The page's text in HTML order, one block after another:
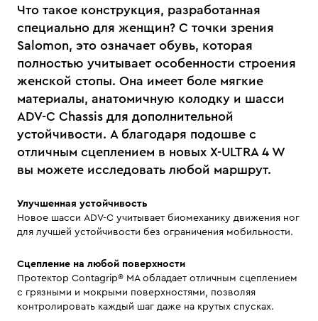
Что такое конструкция, разработанная
специально для женщин? С точки зрения
Salomon, это означает обувь, которая
полностью учитывает особенности строения
женской стопы. Она имеет боле мягкие
материалы, анатомичную колодку и шасси
ADV-C Chassis для дополнительной
устойчивости. А благодаря подошве с
отличным сцеплением в новых X-ULTRA 4 W
вы можете исследовать любой маршрут.
Улучшенная устойчивость
Новое шасси ADV-C учитывает биомеханику движения ног
для лучшей устойчивости без ограничения мобильности.
Сцепление на любой поверхности
Протектор Contagrip® MA обладает отличным сцеплением
с грязными и мокрыми поверхностями, позволяя
контролировать каждый шаг даже на крутых спусках.